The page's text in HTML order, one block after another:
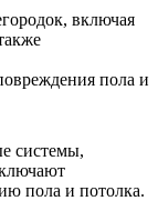
включая
пола и
системы,
пола и потолка.